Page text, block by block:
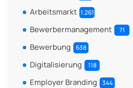
Arbeitsmarkt 1.261
Bewerbermanagement 71
Bewerbung 638
Digitalisierung 118
Employer Branding 344